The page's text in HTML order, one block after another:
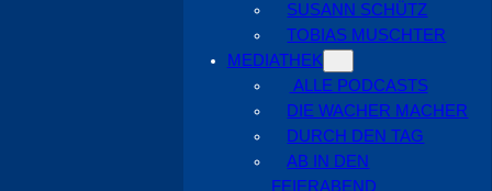
SUSANN SCHÜTZ
TOBIAS MUSCHTER
MEDIATHEK
ALLE PODCASTS
DIE WACHER MACHER
DURCH DEN TAG
AB IN DEN
FEIERABEND